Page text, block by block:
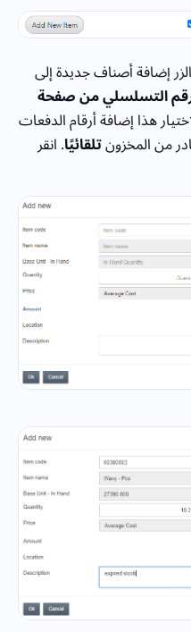
إضافة أصناف جديدة إلى
التسلسلي من صفحة
هذا إضافة أرقام الدفعات
من المخزونتلقائيًا. انقر